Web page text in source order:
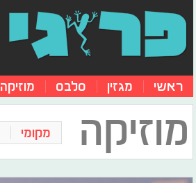
ראשי מגזין סלבס מוזיקה
מוזיקה מקומי